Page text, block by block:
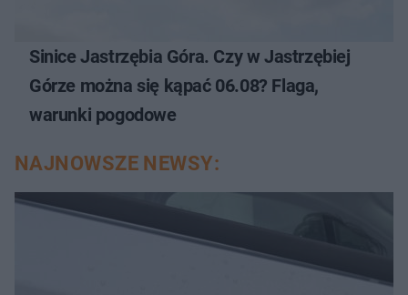
Sinice Jastrzębia Góra. Czy w Jastrzębiej
Górze można się kąpać 06.08? Flaga,
warunki pogodowe
NAJNOWSZE NEWSY: